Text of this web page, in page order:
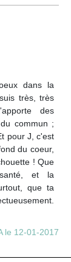
dans la
très, très
des
commun ;
pour J, c'est
du coeur,
! Que
et la
que ta
le 12-01-2017